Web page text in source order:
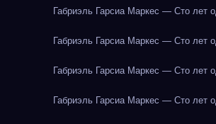
Габриэль Гарсиа Маркес — Сто лет
Габриэль Гарсиа Маркес — Сто лет
Габриэль Гарсиа Маркес — Сто лет
Габриэль Гарсиа Маркес — Сто лет